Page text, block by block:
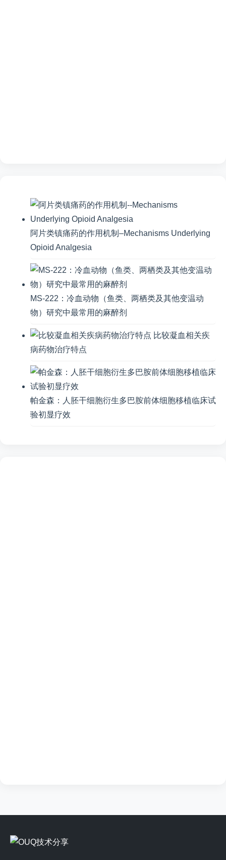
阿片类镇痛药的作用机制–Mechanisms Underlying
Opioid Analgesia
MS-222：冷血动物（鱼类、两栖类及其他变温动
物）研究中最常用的麻醉剂
比较凝血相关疾
病药物治疗特点
帕金森：人胚干细胞衍生多巴胺前体细胞移植临床试
验初显疗效